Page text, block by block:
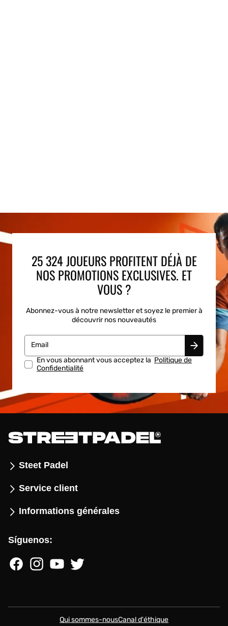
25 324 JOUEURS PROFITENT DÉJÀ DE
NOS PROMOTIONS EXCLUSIVES. ET
VOUS ?
Abonnez-vous à notre newsletter et soyez le premier à
découvrir nos nouveautés
Email
En vous abonnant vous acceptez la Politique de
Confidentialité
Steet Padel
Service client
Informations générales
Síguenos:
FacebookInstagramYouTubeTwitter
Qui sommes-nousCanal d'éthique